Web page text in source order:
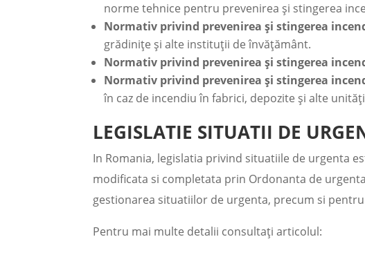
norme tehnice pentru prevenirea și stingerea
Normativ privind prevenirea și stingerea
grădinițe și alte instituții de învățământ.
Normativ privind prevenirea și stingerea
Normativ privind prevenirea și stingerea
în caz de incendiu în fabrici, depozite și alte
LEGISLATIE SITUATII DE
In Romania, legislatia privind situatiile de urgenta
modificata si completata prin Ordonanta de
gestionarea situatiilor de urgenta, precum si
Pentru mai multe detalii consultați articolul: